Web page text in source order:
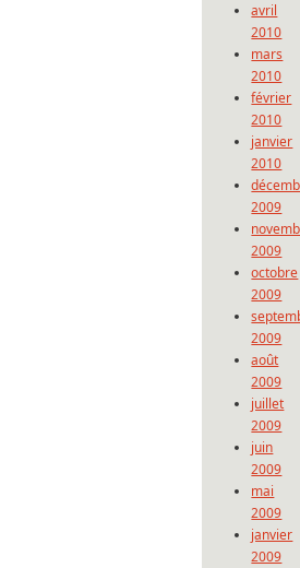
avril
2010
mars
2010
février
2010
janvier
2010
2009
2009
octobre
2009
2009
août
2009
juillet
2009
juin
2009
mai
2009
janvier
2009